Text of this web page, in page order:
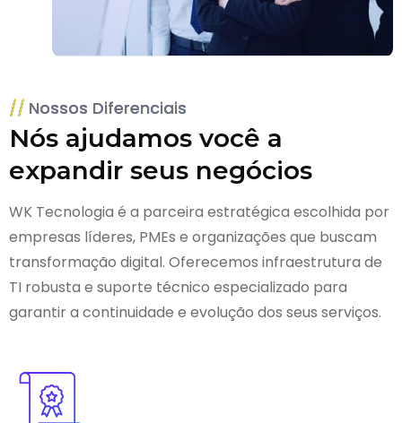
Nossos Diferenciais
Nós ajudamos você a
expandir seus negócios
WK Tecnologia é a parceira estratégica escolhida por
empresas líderes, PMEs e organizações que buscam
transformação digital. Oferecemos infraestrutura de
TI robusta e suporte técnico especializado para
garantir a continuidade e evolução dos seus serviços.